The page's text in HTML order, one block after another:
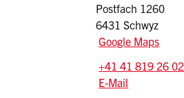
Postfach 1260
6431 Schwyz
Google Maps
Tel.:
+41 41 819 26 02
E-Mail: info
E-Mail